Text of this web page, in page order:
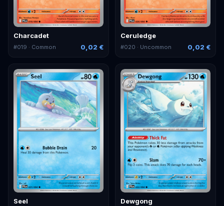
Charcadet
#019 · Common 0,02 €
Ceruledge
#020 · Uncommon 0,02 €
Seel Dewgong